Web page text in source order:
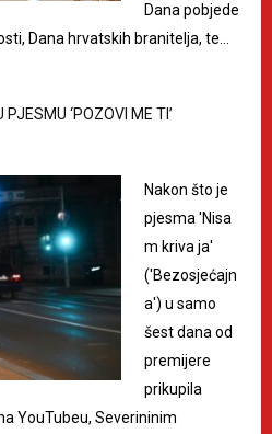
Dana pobjede
Dana hrvatskih branitelja, te…
‘POZOVI ME TI’
Nakon što je
pjesma 'Nisa
m kriva ja'
('Bezosjećajn
a') u samo
šest dana od
premijere
prikupila
YouTubeu, Severininim